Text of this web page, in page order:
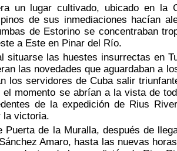
un lugar cultivado, ubicado en la
de sus inmediaciones hacían
de Estorino se concentraban
a Este en Pinar del Río.
las huestes insurrectas en
las novedades que aguardaban a
los servidores de Cuba salir
el momento se abrían a la vista de
de la expedición de Rius
la victoria.
de la Muralla, después de
Amaro, hasta las nuevas